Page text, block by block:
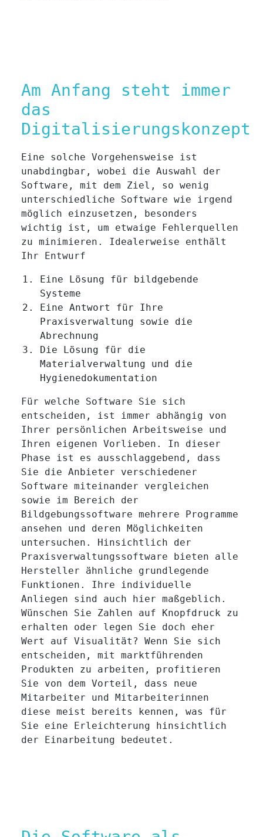
Am Anfang steht immer
das
Digitalisierungskonzept
Eine solche Vorgehensweise ist
unabdingbar, wobei die Auswahl der
Software, mit dem Ziel, so wenig
unterschiedliche Software wie irgend
möglich einzusetzen, besonders
wichtig ist, um etwaige Fehlerquellen
zu minimieren. Idealerweise enthält
Ihr Entwurf
Eine Lösung für bildgebende
Systeme
Eine Antwort für Ihre
Praxisverwaltung sowie die
Abrechnung
Die Lösung für die
Materialverwaltung und die
Hygienedokumentation
Für welche Software Sie sich
entscheiden, ist immer abhängig von
Ihrer persönlichen Arbeitsweise und
Ihren eigenen Vorlieben. In dieser
Phase ist es ausschlaggebend, dass
Sie die Anbieter verschiedener
Software miteinander vergleichen
sowie im Bereich der
Bildgebungssoftware mehrere Programme
ansehen und deren Möglichkeiten
untersuchen. Hinsichtlich der
Praxisverwaltungssoftware bieten alle
Hersteller ähnliche grundlegende
Funktionen. Ihre individuelle
Anliegen sind auch hier maßgeblich.
Wünschen Sie Zahlen auf Knopfdruck zu
erhalten oder legen Sie doch eher
Wert auf Visualität? Wenn Sie sich
entscheiden, mit marktführenden
Produkten zu arbeiten, profitieren
Sie von dem Vorteil, dass neue
Mitarbeiter und Mitarbeiterinnen
diese meist bereits kennen, was für
Sie eine Erleichterung hinsichtlich
der Einarbeitung bedeutet.